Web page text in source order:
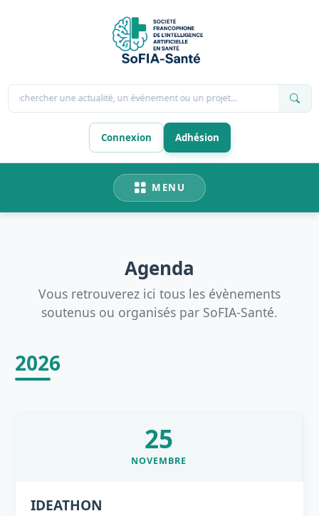
Rechercher une actualité, un événement ou un projet...
Connexion Adhésion
MENU
Agenda
Vous retrouverez ici tous les évènements
soutenus ou organisés par SoFIA-Santé.
2026
25
NOVEMBRE
IDEATHON